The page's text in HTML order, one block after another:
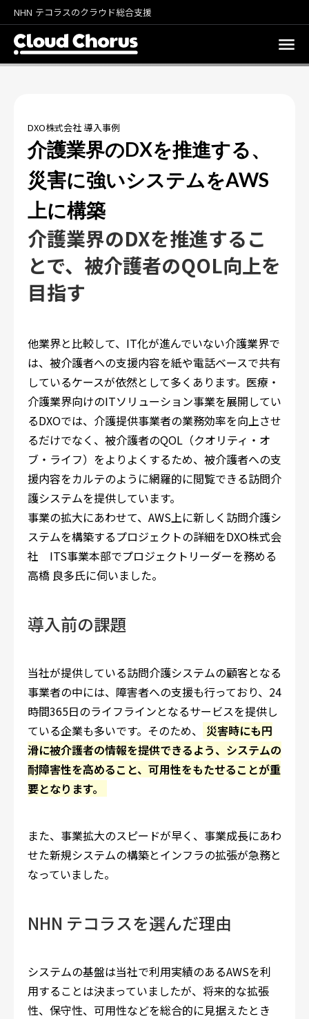
NHN テコラスのクラウド総合支援
DXO株式会社 導入事例
介護業界のDXを推進する、
災害に強いシステムをAWS
上に構築
介護業界のDXを推進するこ
とで、被介護者のQOL向上を
目指す
他業界と比較して、IT化が進んでいない介護業界で
は、被介護者への支援内容を紙や電話ベースで共有
しているケースが依然として多くあります。医療・
介護業界向けのITソリューション事業を展開してい
るDXOでは、介護提供事業者の業務効率を向上させ
るだけでなく、被介護者のQOL（クオリティ・オ
ブ・ライフ）をよりよくするため、被介護者への支
援内容をカルテのように網羅的に閲覧できる訪問介
護システムを提供しています。
事業の拡大にあわせて、AWS上に新しく訪問介護シ
ステムを構築するプロジェクトの詳細をDXO株式会
社 ITS事業本部でプロジェクトリーダーを務める
高橋 良多氏に伺いました。
導入前の課題
当社が提供している訪問介護システムの顧客となる
事業者の中には、障害者への支援も行っており、24
時間365日のライフラインとなるサービスを提供し
ている企業も多いです。そのため、
災害時にも円
滑に被介護者の情報を提供できるよう、システムの
耐障害性を高めること、可用性をもたせることが重
要となります。
また、事業拡大のスピードが早く、事業成長にあわ
せた新規システムの構築とインフラの拡張が急務と
なっていました。
NHN テコラスを選んだ理由
システムの基盤は当社で利用実績のあるAWSを利
用することは決まっていましたが、将来的な拡張
性、保守性、可用性などを総合的に見据えたとき